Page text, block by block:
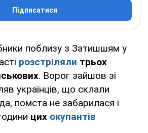
Підписатися
поблизу з Затишшям у
розстріляли трьох
. Ворог зайшов зі
українців, що склали
помста не забарилася і
цих окупантів